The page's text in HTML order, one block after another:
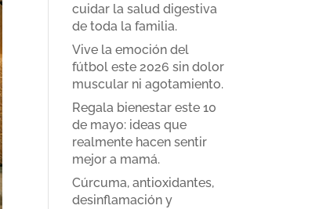
cuidar la salud digestiva
de toda la familia.
Vive la emoción del
fútbol este 2026 sin dolor
muscular ni agotamiento.
Regala bienestar este 10
de mayo: ideas que
realmente hacen sentir
mejor a mamá.
Cúrcuma, antioxidantes,
desinflamación y